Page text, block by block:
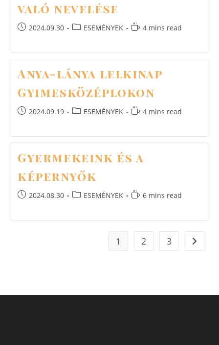
való nevelése
Post2024.09.30
PostESEMÉNYEK
Reading
4 mins read
Anya-lánya lelkinap
Gyimesközéplokon
Post2024.09.19
PostESEMÉNYEK
Reading
4 mins read
Gyermekeink és a
képernyők
Post2024.08.30
PostESEMÉNYEK
Reading
6 mins read
1 2 3 Go to